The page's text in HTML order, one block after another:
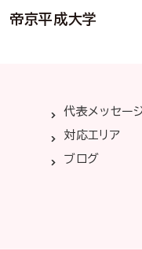
帝京平成大学
代表メッセー
対応エリア
ブログ